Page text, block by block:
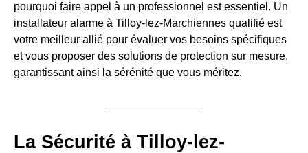
pourquoi faire appel à un professionnel est essentiel. Un
installateur alarme à Tilloy-lez-Marchiennes qualifié est
votre meilleur allié pour évaluer vos besoins spécifiques
et vous proposer des solutions de protection sur mesure,
garantissant ainsi la sérénité que vous méritez.
La Sécurité à Tilloy-lez-